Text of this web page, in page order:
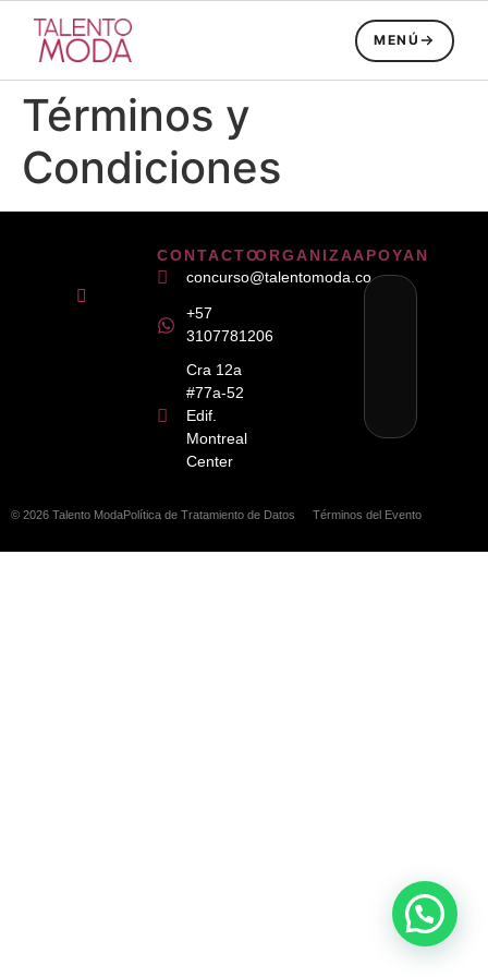
MENÚ
Términos y
Condiciones
CONTACTO
concurso@talentomoda.co
+57
3107781206
Cra 12a
#77a-52
Edif.
Montreal
Center
ORGANIZAAPOYAN
© 2026 Talento ModaPolítica de Tratamiento de Datos Términos del Evento